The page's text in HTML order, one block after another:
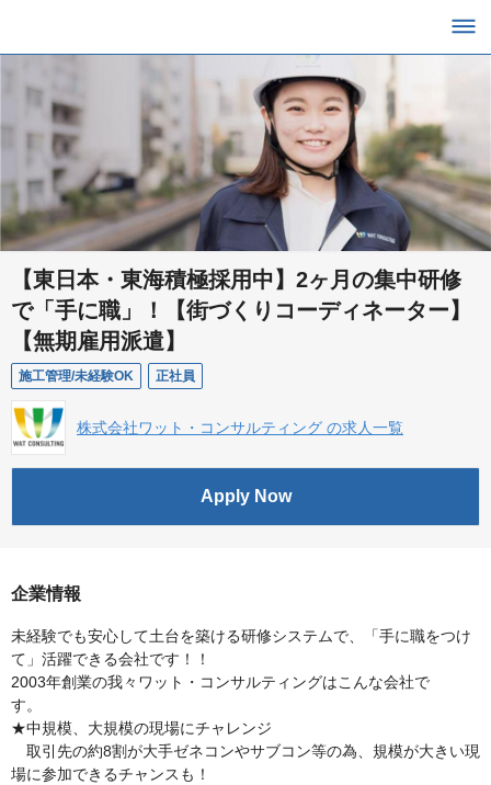
【東日本・東海積極採用中】2ヶ月の集中研修
で「手に職」！【街づくりコーディネーター】
【無期雇⽤派遣】
施工管理/未経験OK 正社員
株式会社ワット・コンサルティング の求人一覧
Apply Now
企業情報
未経験でも安心して土台を築ける研修システムで、「手に職をつけ
て」活躍できる会社です！！
2003年創業の我々ワット・コンサルティングはこんな会社で
す。
★中規模、大規模の現場にチャレンジ
取引先の約8割が大手ゼネコンやサブコン等の為、規模が大きい現
場に参加できるチャンスも！